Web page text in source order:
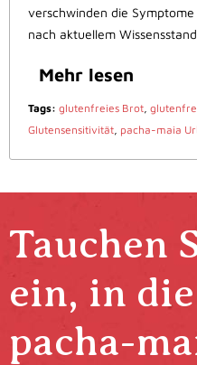
verschwinden die
nach aktuellem
Mehr lesen
Tags: glutenfreies Brot
Glutensensitivität pacha-maia
Tauchen
ein, in
pacha-